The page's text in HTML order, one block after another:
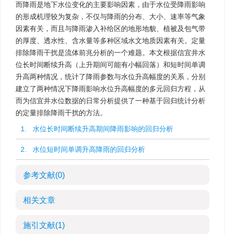
而降雨是地下水位变化的主要影响因素，由于水位受降雨影响
的形成机理较为复杂，不仅与降雨的分布、大小、速率等气象
因素有关，而且与降雨渗入补给区的地形地貌、植被及包气带
的厚度、透水性、含水量等多种区域水文地质因素有关。定量
排除降雨干扰是流体前兆分析的一个难题。本文根据信宜井水
位长时间断续升高（上升期间可能有小幅回落）和短时间单调
升高两种情况，统计了降雨参数与水位升高幅度的关系，分别
建立了两种情况下降雨影响水位升高幅度的多元回归方程，从
而为信宜井水位数据的日常分析提供了一种基于回归统计分析
的定量排除降雨干扰的方法。
1. 水位长时间断续升高期间降雨影响的回归分析
2. 水位短时间单调升高降雨的回归分析
参考文献(0)
相关文章
施引文献(1)